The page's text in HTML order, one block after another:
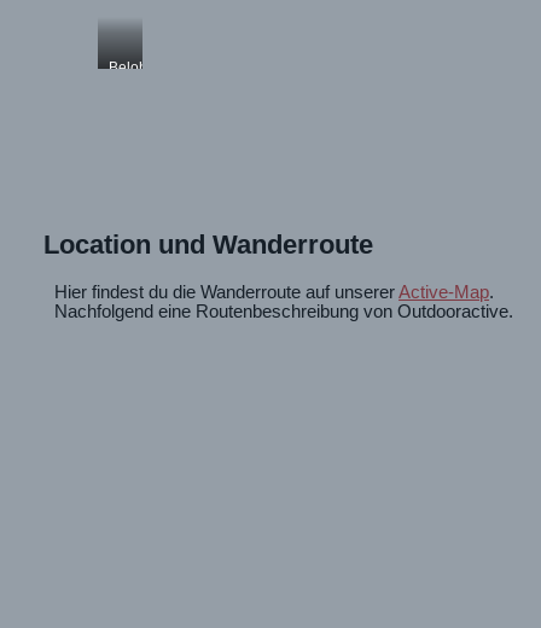
Belohnung
Location und Wanderroute
Hier findest du die Wanderroute auf unsererActive-Map.
Nachfolgend eine Routenbeschreibung von Outdooractive.